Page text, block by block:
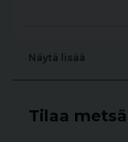
Näytä lisää
Tilaa